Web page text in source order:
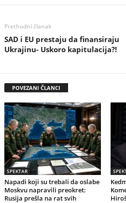
Prethodni članak
SAD i EU prestaju da finansiraju
Ukrajinu- Uskoro kapitulacija?!
POVEZANI ČLANCI
SPEKTAR
Napadi koji su trebali da oslabe
Moskvu napravili preokret:
Rusija prešla na rat svih